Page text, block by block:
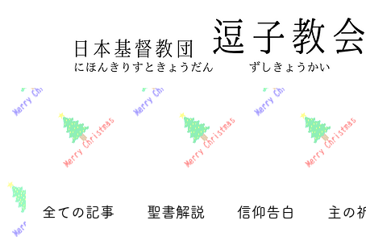
全ての記事 聖書解説 信仰告白 主の